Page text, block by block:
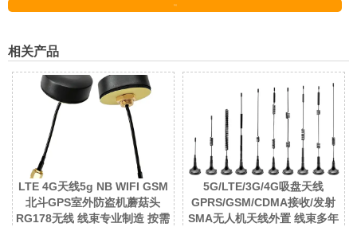
相关产品
LTE 4G天线5g NB WIFI GSM
北斗GPS室外防盗机蘑菇头
RG178无线 线束专业制造 按需
5G/LTE/3G/4G吸盘天线
GPRS/GSM/CDMA接收/发射
SMA无人机天线外置 线束多年